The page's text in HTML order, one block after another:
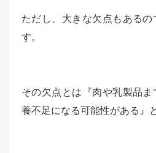
ただし、大きな欠点もある
す。
その欠点とは『肉や乳製品
養不足になる可能性がある』